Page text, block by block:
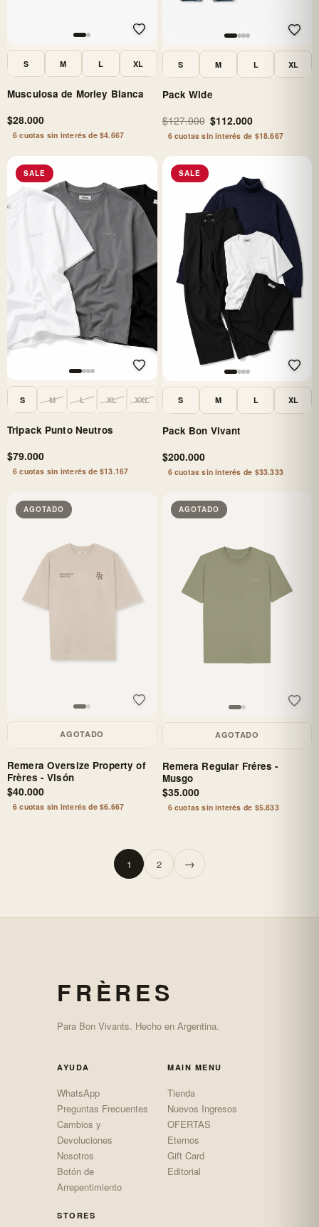
S M L XL
Musculosa de Morley Blanca
$28.000
6 cuotas sin interés de $4.667
S M L XL
Pack Wide
$127.000 $112.000
6 cuotas sin interés de $18.667
SALE
S M L XL XXL
Tripack Punto Neutros
$79.000
6 cuotas sin interés de $13.167
SALE
S M L XL
Pack Bon Vivant
$200.000
6 cuotas sin interés de $33.333
AGOTADO
AGOTADO
Remera Oversize Property of
Frères - Visón
$40.000
6 cuotas sin interés de $6.667
AGOTADO
AGOTADO
Remera Regular Fréres -
Musgo
$35.000
6 cuotas sin interés de $5.833
1 2 →
FRÈRES
Para Bon Vivants. Hecho en Argentina.
AYUDA
WhatsApp
Preguntas Frecuentes
Cambios y
Devoluciones
Nosotros
Botón de
Arrepentimiento
MAIN MENU
Tienda
Nuevos Ingresos
OFERTAS
Eternos
Gift Card
Editorial
STORES